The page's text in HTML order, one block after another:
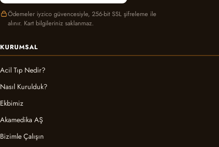
Ödemeler iyzico güvencesiyle, 256-bit SSL şifreleme ile
alınır. Kart bilgileriniz saklanmaz.
KURUMSAL
Acil Tıp Nedir?
Nasıl Kurulduk?
Ekbimiz
Akamedika AŞ
Bizimle Çalışın